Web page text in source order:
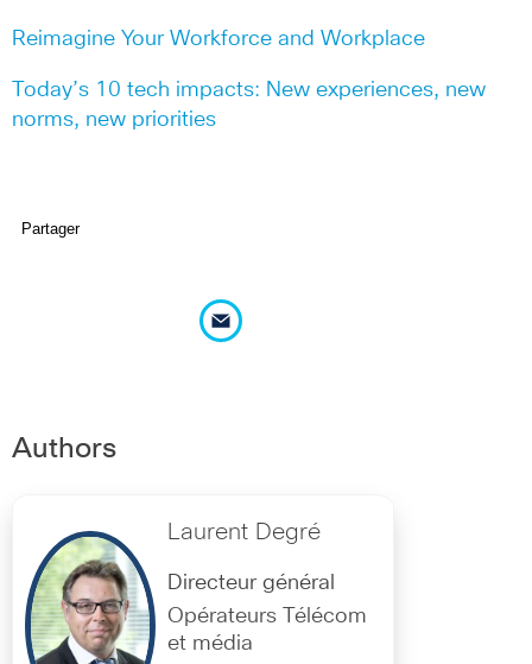
Reimagine Your Workforce and Workplace
Today’s 10 tech impacts: New experiences, new
norms, new priorities
Partager
Authors
Laurent Degré
Directeur général
Opérateurs Télécom
et média